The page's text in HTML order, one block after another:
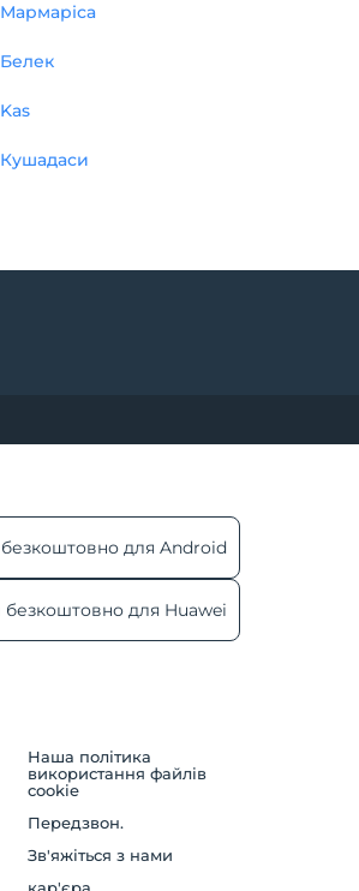
Мармаріса
Белек
Кушадаси
для Android
для Huawei
Наша політика
використання файлів
cookie
Передзвон.
Зв'яжіться з нами